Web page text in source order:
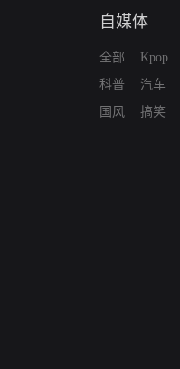
自媒体
全部
科普
国风
Kpop
汽车
搞笑